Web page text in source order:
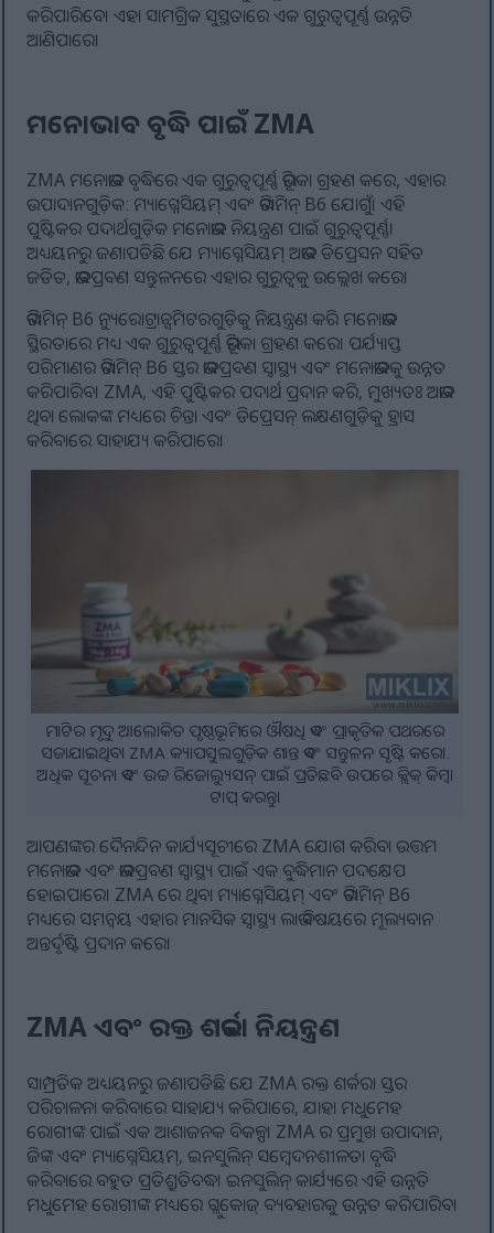
କରିପାରିବେ। ଏହା ସାମଗ୍ରିକ ସୁସ୍ଥତାରେ ଏକ ଗୁରୁତ୍ୱପୂର୍ଣ୍ଣ ଉନ୍ନତି
ଆଣିପାରେ।
ମନୋଭାବ ବୃଦ୍ଧି ପାଇଁ ZMA
ZMA ମନୋଭାବ ବୃଦ୍ଧିରେ ଏକ ଗୁରୁତ୍ୱପୂର୍ଣ୍ଣ ଭୂମିକା ଗ୍ରହଣ କରେ, ଏହାର
ଉପାଦାନଗୁଡ଼ିକ: ମ୍ୟାଗ୍ନେସିୟମ୍ ଏବଂ ଭିଟାମିନ୍ B6 ଯୋଗୁଁ। ଏହି
ପୁଷ୍ଟିକର ପଦାର୍ଥଗୁଡ଼ିକ ମନୋଭାବ ନିୟନ୍ତ୍ରଣ ପାଇଁ ଗୁରୁତ୍ୱପୂର୍ଣ୍ଣ।
ଅଧ୍ୟୟନରୁ ଜଣାପଡିଛି ଯେ ମ୍ୟାଗ୍ନେସିୟମ୍ ଅଭାବ ଡିପ୍ରେସନ ସହିତ
ଜଡିତ, ଭାବପ୍ରବଣ ସନ୍ତୁଳନରେ ଏହାର ଗୁରୁତ୍ୱକୁ ଉଲ୍ଲେଖ କରେ।
ଭିଟାମିନ୍ B6 ନ୍ୟୁରୋଟ୍ରାନ୍ସମିଟରଗୁଡ଼ିକୁ ନିୟନ୍ତ୍ରଣ କରି ମନୋଭାବ
ସ୍ଥିରତାରେ ମଧ୍ୟ ଏକ ଗୁରୁତ୍ୱପୂର୍ଣ୍ଣ ଭୂମିକା ଗ୍ରହଣ କରେ। ପର୍ଯ୍ୟାପ୍ତ
ପରିମାଣର ଭିଟାମିନ୍ B6 ସ୍ତର ଭାବପ୍ରବଣ ସ୍ୱାସ୍ଥ୍ୟ ଏବଂ ମନୋଭାବକୁ ଉନ୍ନତ
କରିପାରିବ। ZMA, ଏହି ପୁଷ୍ଟିକର ପଦାର୍ଥ ପ୍ରଦାନ କରି, ମୁଖ୍ୟତଃ ଅଭାବ
ଥିବା ଲୋକଙ୍କ ମଧ୍ୟରେ ଚିନ୍ତା ଏବଂ ଡିପ୍ରେସନ୍ ଲକ୍ଷଣଗୁଡ଼ିକୁ ହ୍ରାସ
କରିବାରେ ସାହାଯ୍ୟ କରିପାରେ।
ମାଟିର ମୃଦୁ ଆଲୋକିତ ପୃଷ୍ଠଭୂମିରେ ଔଷଧି ଏବଂ ପ୍ରାକୃତିକ ପଥରରେ
ସଜାଯାଇଥିବା ZMA କ୍ୟାପସୁଲଗୁଡ଼ିକ ଶାନ୍ତ ଏବଂ ସନ୍ତୁଳନ ସୃଷ୍ଟି କରେ।.
ଅଧିକ ସୂଚନା ଏବଂ ଉଚ୍ଚ ରିଜୋଲ୍ୟୁସନ୍ ପାଇଁ ପ୍ରତିଛବି ଉପରେ କ୍ଲିକ୍ କିମ୍ବା
ଟାପ୍ କରନ୍ତୁ।
ଆପଣଙ୍କର ଦୈନନ୍ଦିନ କାର୍ଯ୍ୟସୂଚୀରେ ZMA ଯୋଗ କରିବା ଉତ୍ତମ
ମନୋଭାବ ଏବଂ ଭାବପ୍ରବଣ ସ୍ୱାସ୍ଥ୍ୟ ପାଇଁ ଏକ ବୁଦ୍ଧିମାନ ପଦକ୍ଷେପ
ହୋଇପାରେ। ZMA ରେ ଥିବା ମ୍ୟାଗ୍ନେସିୟମ୍ ଏବଂ ଭିଟାମିନ୍ B6
ମଧ୍ୟରେ ସମନ୍ୱୟ ଏହାର ମାନସିକ ସ୍ୱାସ୍ଥ୍ୟ ଲାଭ ବିଷୟରେ ମୂଲ୍ୟବାନ
ଅନ୍ତର୍ଦୃଷ୍ଟି ପ୍ରଦାନ କରେ।
ZMA ଏବଂ ରକ୍ତ ଶର୍କରା ନିୟନ୍ତ୍ରଣ
ସାମ୍ପ୍ରତିକ ଅଧ୍ୟୟନରୁ ଜଣାପଡିଛି ଯେ ZMA ରକ୍ତ ଶର୍କରା ସ୍ତର
ପରିଚାଳନା କରିବାରେ ସାହାଯ୍ୟ କରିପାରେ, ଯାହା ମଧୁମେହ
ରୋଗୀଙ୍କ ପାଇଁ ଏକ ଆଶାଜନକ ବିକଳ୍ପ। ZMA ର ପ୍ରମୁଖ ଉପାଦାନ,
ଜିଙ୍କ ଏବଂ ମ୍ୟାଗ୍ନେସିୟମ୍, ଇନସୁଲିନ୍ ସମ୍ବେଦନଶୀଳତା ବୃଦ୍ଧି
କରିବାରେ ବହୁତ ପ୍ରତିଶ୍ରୁତିବଦ୍ଧ। ଇନସୁଲିନ୍ କାର୍ଯ୍ୟରେ ଏହି ଉନ୍ନତି
ମଧୁମେହ ରୋଗୀଙ୍କ ମଧ୍ୟରେ ଗ୍ଲୁକୋଜ୍ ବ୍ୟବହାରକୁ ଉନ୍ନତ କରିପାରିବ।